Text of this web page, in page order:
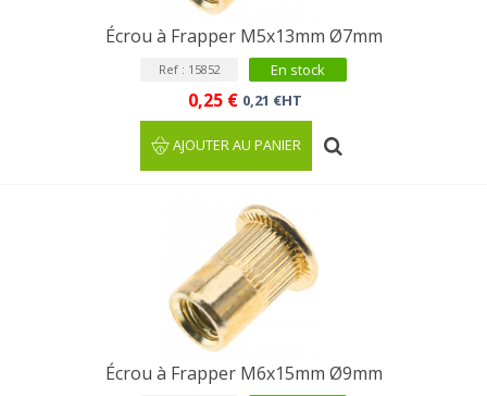
Écrou à Frapper M5x13mm Ø7mm
Ref : 15852 En stock
0,25 € 0,21 €HT
AJOUTER AU PANIER
Écrou à Frapper M6x15mm Ø9mm